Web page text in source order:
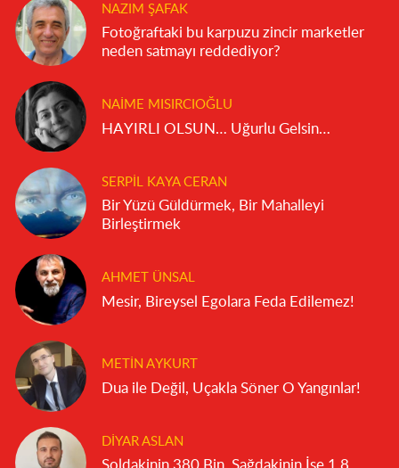
NAZIM ŞAFAK
Fotoğraftaki bu karpuzu zincir marketler
neden satmayı reddediyor?
NAIME MISIRCIOĞLU
HAYIRLI OLSUN… Uğurlu Gelsin…
SERPIL KAYA CERAN
Bir Yüzü Güldürmek, Bir Mahalleyi
Birleştirmek
AHMET ÜNSAL
Mesir, Bireysel Egolara Feda Edilemez!
METIN AYKURT
Dua ile Değil, Uçakla Söner O Yangınlar!
DIYAR ASLAN
Soldakinin 380 Bin, Sağdakinin İse 1.8